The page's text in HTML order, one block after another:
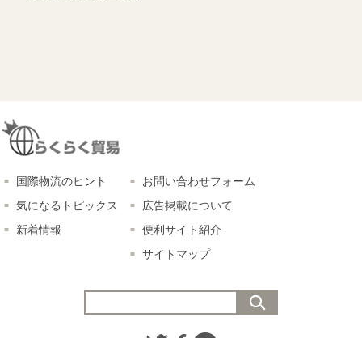
国際物流のヒント
気になるトピックス
新着情報
お問い合わせフォーム
広告掲載について
便利サイト紹介
サイトマップ